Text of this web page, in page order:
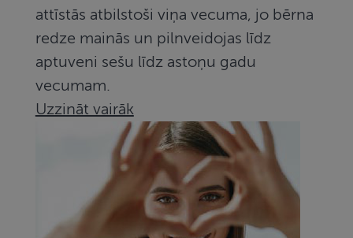
attīstās atbilstoši viņa vecuma, jo bērna
redze mainās un pilnveidojas līdz
aptuveni sešu līdz astoņu gadu
vecumam.
Uzzināt vairāk